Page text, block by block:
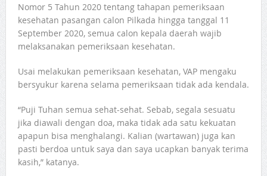
Nomor 5 Tahun 2020 tentang tahapan pemeriksaan
kesehatan pasangan calon Pilkada hingga tanggal 11
September 2020, semua calon kepala daerah wajib
melaksanakan pemeriksaan kesehatan.
Usai melakukan pemeriksaan kesehatan, VAP mengaku
bersyukur karena selama pemeriksaan tidak ada kendala.
“Puji Tuhan semua sehat-sehat. Sebab, segala sesuatu
jika diawali dengan doa, maka tidak ada satu kekuatan
apapun bisa menghalangi. Kalian (wartawan) juga kan
pasti berdoa untuk saya dan saya ucapkan banyak terima
kasih,” katanya.